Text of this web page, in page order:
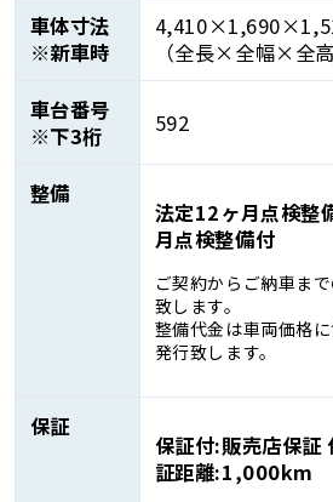
車体寸法
※新車時
（全長×全幅×全高
車台番号
※下3桁
592
整備
法定12ヶ月点検整
月点検整備付
ご契約からご納車ま
致します。
整備代金は車両価格
発行致します。
保証
保証付:販売店保証
証距離:1,000km